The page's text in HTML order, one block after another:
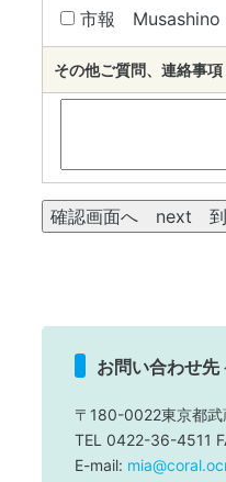
市報
その他ご質問、連絡
お問い合わせ先
〒180-0022東京都
TEL 0422-36-4511
E-mail: